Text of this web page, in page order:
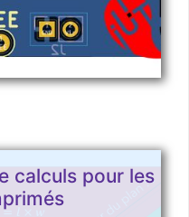
calculs pour les